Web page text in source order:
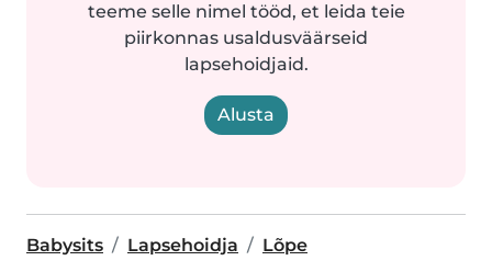
teeme selle nimel tööd, et leida teie
piirkonnas usaldusväärseid
lapsehoidjaid.
Alusta
Babysits Lapsehoidja Lõpe